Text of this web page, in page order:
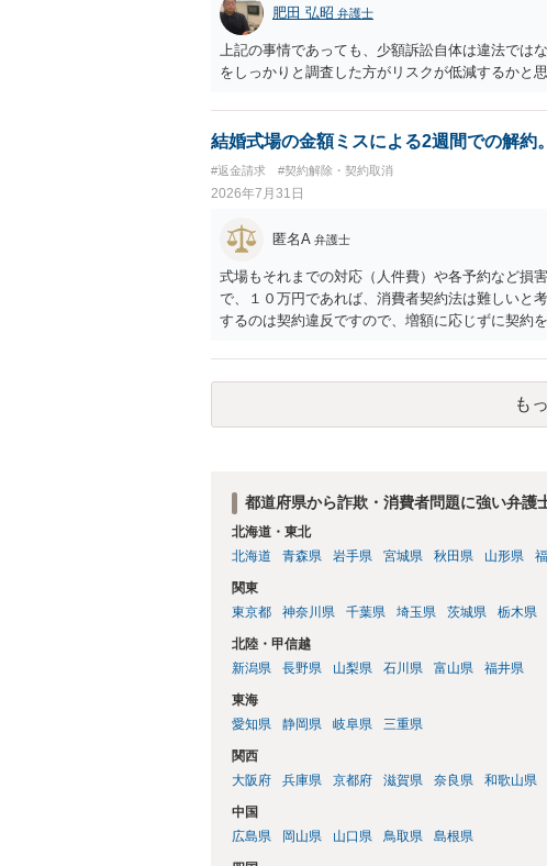
肥田 弘昭 弁護士
上記の事情であっても、少額訴訟自体は違法では
をしっかりと調査した方がリスクが低減するかと
結婚式場の金額ミスによる2週間での解約
#返金請求 #契約解除・契約取消
2026年7月31日
匿名A 弁護士
式場もそれまでの対応（人件費）や各予約など損
で、１０万円であれば、消費者契約法は難しいと
するのは契約違反ですので、増額に応じずに契約
も
都道府県から詐欺・消費者問題に強い弁護
北海道・東北
北海道
青森県 岩手県 宮城県 秋田県 山形県
関東
東京都
神奈川県 千葉県 埼玉県 茨城県 栃木県
北陸・甲信越
新潟県
長野県 山梨県 石川県 富山県 福井県
東海
愛知県
静岡県 岐阜県 三重県
関西
大阪府
兵庫県 京都府 滋賀県 奈良県 和歌山県
中国
広島県
岡山県 山口県 鳥取県 島根県